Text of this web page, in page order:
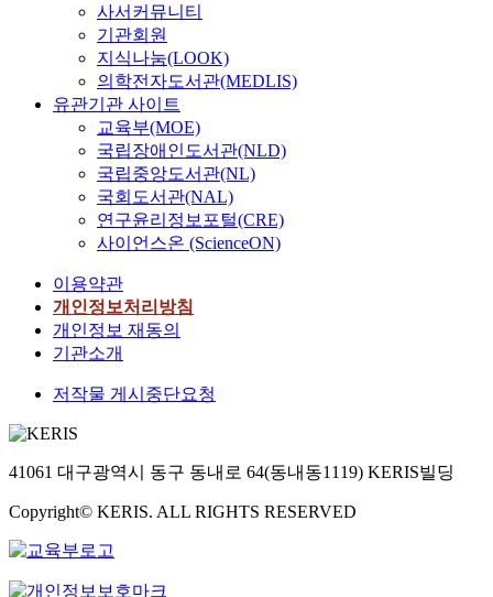
사서커뮤니티
기관회원
지식나눔(LOOK)
의학전자도서관(MEDLIS)
유관기관 사이트
교육부(MOE)
국립장애인도서관(NLD)
국립중앙도서관(NL)
국회도서관(NAL)
연구윤리정보포털(CRE)
사이언스온 (ScienceON)
이용약관
개인정보처리방침
개인정보 재동의
기관소개
저작물 게시중단요청
41061 대구광역시 동구 동내로 64(동내동1119) KERIS빌딩
Copyright© KERIS. ALL RIGHTS RESERVED